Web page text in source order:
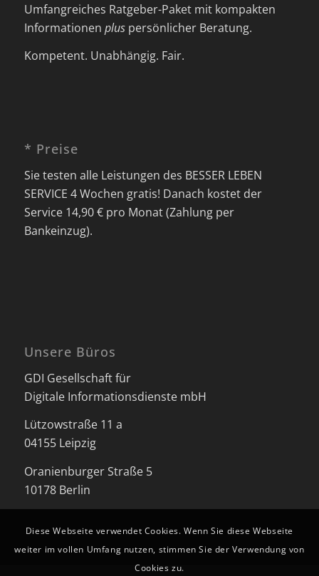
Umfangreiches Ratgeber-Paket mit kompakten
Informationen pluspersönlicher Beratung.
Kompetent. Unabhängig. Fair.
* Preise
Sie testen alle Leistungen des BESSER LEBEN
SERVICE 4 Wochen gratis! Danach kostet der
Service 14,90 € pro Monat (Zahlung per
Bankeinzug).
Unsere Büros
GDI Gesellschaft für
Digitale Informationsdienste mbH
Lützowstraße 11 a
04155 Leipzig
Oranienburger Straße 5
10178 Berlin
Diese Webseite verwendet Cookies. Wenn Sie diese Webseite
weiter im vollen Umfang nutzen, stimmen Sie der Verwendung von
Cookies zu.